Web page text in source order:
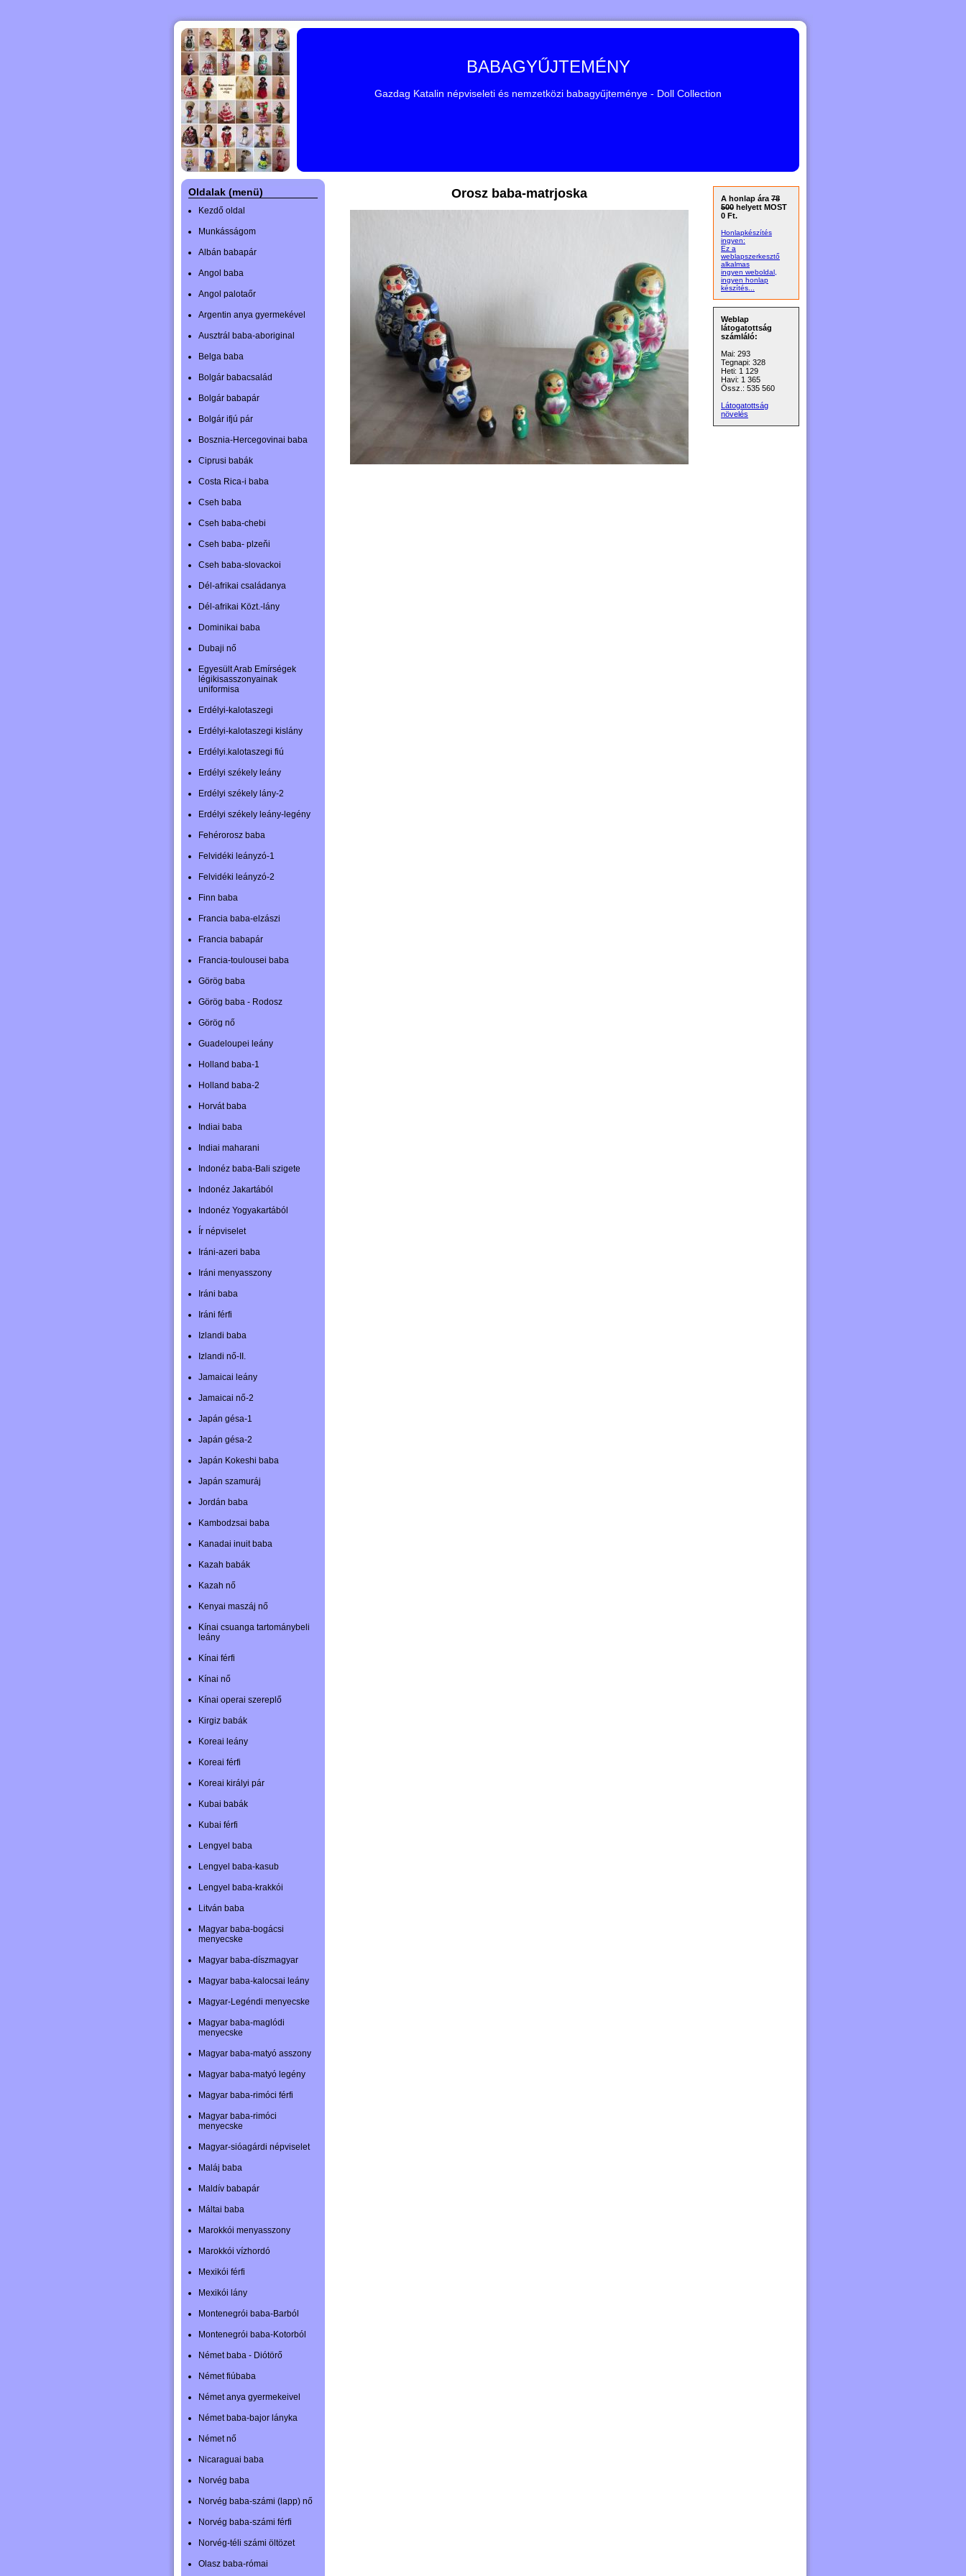
BABAGYŰJTEMÉNY
Gazdag Katalin népviseleti és nemzetközi babagyűjteménye - Doll Collection
Oldalak (menü)
Kezdő oldal
Munkásságom
Albán babapár
Angol baba
Angol palotaőr
Argentin anya gyermekével
Ausztrál baba-aboriginal
Belga baba
Bolgár babacsalád
Bolgár babapár
Bolgár ifjú pár
Bosznia-Hercegovinai baba
Ciprusi babák
Costa Rica-i baba
Cseh baba
Cseh baba-chebi
Cseh baba- plzeňi
Cseh baba-slovackoi
Dél-afrikai családanya
Dél-afrikai Közt.-lány
Dominikai baba
Dubaji nő
Egyesült Arab Emírségek
légikisasszonyainak
uniformisa
Erdélyi-kalotaszegi
Erdélyi-kalotaszegi kislány
Erdélyi.kalotaszegi fiú
Erdélyi székely leány
Erdélyi székely lány-2
Erdélyi székely leány-legény
Fehérorosz baba
Felvidéki leányzó-1
Felvidéki leányzó-2
Finn baba
Francia baba-elzászi
Francia babapár
Francia-toulousei baba
Görög baba
Görög baba - Rodosz
Görög nő
Guadeloupei leány
Holland baba-1
Holland baba-2
Horvát baba
Indiai baba
Indiai maharani
Indonéz baba-Bali szigete
Indonéz Jakartából
Indonéz Yogyakartából
Ír népviselet
Iráni-azeri baba
Iráni menyasszony
Iráni baba
Iráni férfi
Izlandi baba
Izlandi nő-II.
Jamaicai leány
Jamaicai nő-2
Japán gésa-1
Japán gésa-2
Japán Kokeshi baba
Japán szamuráj
Jordán baba
Kambodzsai baba
Kanadai inuit baba
Kazah babák
Kazah nő
Kenyai maszáj nő
Kínai csuanga tartománybeli
leány
Kínai férfi
Kínai nő
Kínai operai szereplő
Kirgiz babák
Koreai leány
Koreai férfi
Koreai királyi pár
Kubai babák
Kubai férfi
Lengyel baba
Lengyel baba-kasub
Lengyel baba-krakkói
Litván baba
Magyar baba-bogácsi
menyecske
Magyar baba-díszmagyar
Magyar baba-kalocsai leány
Magyar-Legéndi menyecske
Magyar baba-maglódi
menyecske
Magyar baba-matyó asszony
Magyar baba-matyó legény
Magyar baba-rimóci férfi
Magyar baba-rimóci
menyecske
Magyar-sióagárdi népviselet
Maláj baba
Maldív babapár
Máltai baba
Marokkói menyasszony
Marokkói vízhordó
Mexikói férfi
Mexikói lány
Montenegrói baba-Barból
Montenegrói baba-Kotorból
Német baba - Diótörő
Német fiúbaba
Német anya gyermekeivel
Német baba-bajor lányka
Német nő
Nicaraguai baba
Norvég baba
Norvég baba-számi (lapp) nő
Norvég baba-számi férfi
Norvég-téli számi öltözet
Olasz baba-római
Orosz baba-matrjoska A honlap ára 78
500 helyett MOST
0 Ft.
Honlapkészítés
ingyen:
Ez a
weblapszerkesztő
alkalmas
ingyen weboldal,
ingyen honlap
készítés...
Weblap
látogatottság
számláló:
Mai: 293
Tegnapi: 328
Heti: 1 129
Havi: 1 365
Össz.: 535 560
Látogatottság
növelés